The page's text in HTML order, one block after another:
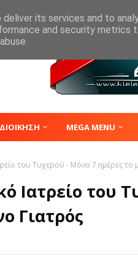
MEGA MENU
του Τυχερού - Μόνο 7 ημέρες το
Ιατρείο του
Γιατρός
its services and to
and security metrics